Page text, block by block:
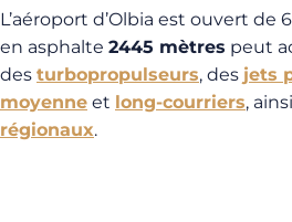
L’aéroport d’Olbia est ouvert de
en asphalte 2445 mètres peut
des turbopropulseurs, des jets
moyenne et long-courriers,
régionaux.